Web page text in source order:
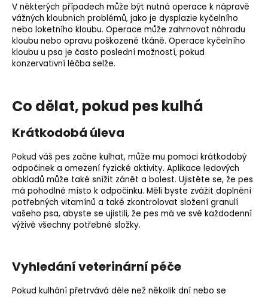
V některých případech může být nutná operace k nápravě
vážných kloubních problémů, jako je dysplazie kyčelního
nebo loketního kloubu. Operace může zahrnovat náhradu
kloubu nebo opravu poškozené tkáně. Operace kyčelního
kloubu u psa je často poslední možností, pokud
konzervativní léčba selže.
Co dělat, pokud pes kulhá
Krátkodobá úleva
Pokud váš pes začne kulhat, může mu pomoci krátkodobý
odpočinek a omezení fyzické aktivity. Aplikace ledových
obkladů může také snížit zánět a bolest. Ujistěte se, že pes
má pohodlné místo k odpočinku. Měli byste zvážit doplnění
potřebných vitamínů a také zkontrolovat složení granulí
vašeho psa, abyste se ujistili, že pes má ve své každodenní
výživě všechny potřebné složky.
Vyhledání veterinární péče
Pokud kulhání přetrvává déle než několik dní nebo se